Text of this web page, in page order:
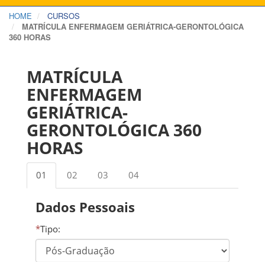
HOME
CURSOS
MATRÍCULA ENFERMAGEM GERIÁTRICA-GERONTOLÓGICA
360 HORAS
MATRÍCULA
ENFERMAGEM
GERIÁTRICA-
GERONTOLÓGICA 360
HORAS
01 02 03 04
Dados Pessoais
*Tipo: